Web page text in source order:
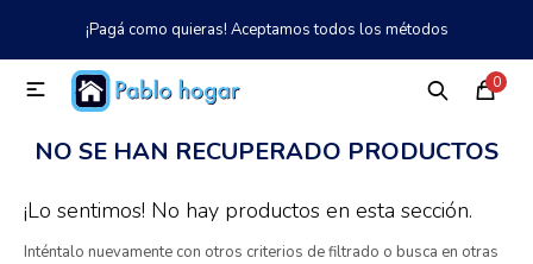
¡Pagá como quieras! Aceptamos todos los métodos
0

NO SE HAN RECUPERADO PRODUCTOS
¡Lo sentimos! No hay productos en esta sección.
Inténtalo nuevamente con otros criterios de filtrado o busca en otras
MI CUENTA
Catálogo Tienda 097 997 042